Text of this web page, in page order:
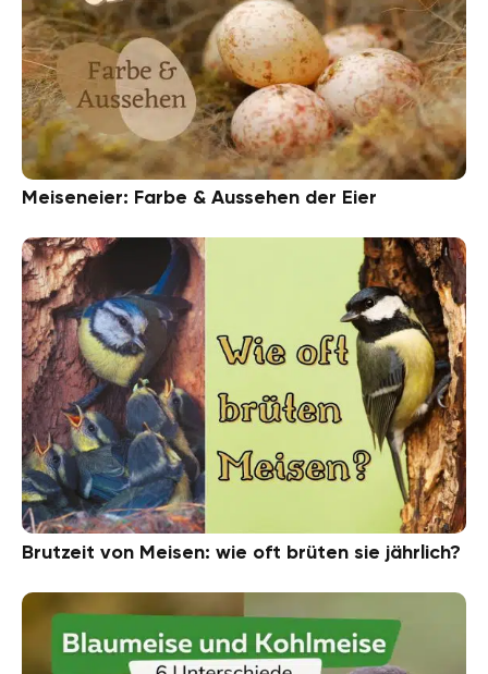
Meiseneier: Farbe & Aussehen der Eier
Brutzeit von Meisen: wie oft brüten sie jährlich?